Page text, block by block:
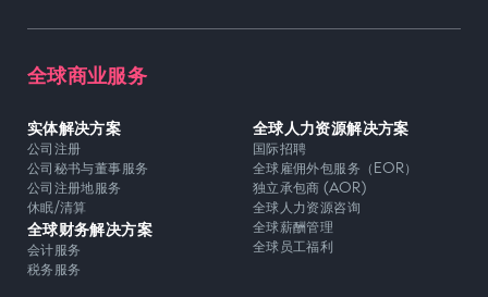
全球商业服务
实体解决方案
公司注册
公司秘书与董事服务
公司注册地服务
休眠/清算
全球财务解决方案
会计服务
税务服务
全球人力资源解决方案
国际招聘
全球雇佣外包服务（EOR）
独立承包商 (AOR)
全球人力资源咨询
全球薪酬管理
全球员工福利